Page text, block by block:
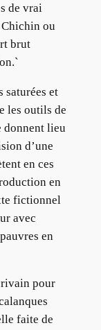
de vrai
ou
brut
saturées et
les outils de
donnent lieu
d’une
en ces
en
fictionnel
avec
en
pour
faite de